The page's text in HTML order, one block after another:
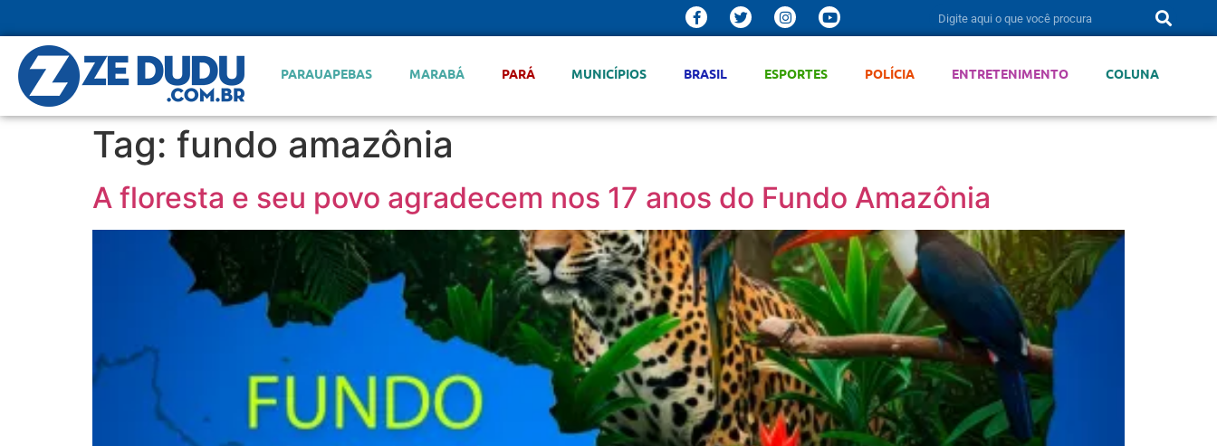
PARAUAPEBAS MARABÁ PARÁ MUNICÍPIOS BRASIL ESPORTES POLÍCIA ENTRETENIMENTO COLUNA
Tag: fundo amazônia
A floresta e seu povo agradecem nos 17 anos do Fundo Amazônia